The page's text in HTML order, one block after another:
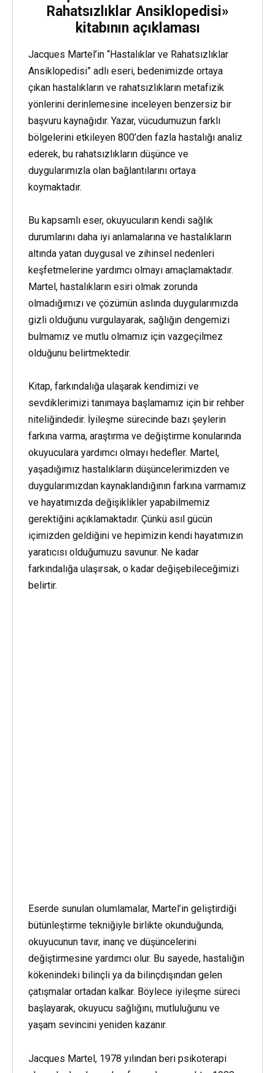
Rahatsızlıklar Ansiklopedisi»
kitabının açıklaması
Jacques Martel’in “Hastalıklar ve Rahatsızlıklar
Ansiklopedisi” adlı eseri, bedenimizde ortaya
çıkan hastalıkların ve rahatsızlıkların metafizik
yönlerini derinlemesine inceleyen benzersiz bir
başvuru kaynağıdır. Yazar, vücudumuzun farklı
bölgelerini etkileyen 800’den fazla hastalığı analiz
ederek, bu rahatsızlıkların düşünce ve
duygularımızla olan bağlantılarını ortaya
koymaktadır.
Bu kapsamlı eser, okuyucuların kendi sağlık
durumlarını daha iyi anlamalarına ve hastalıkların
altında yatan duygusal ve zihinsel nedenleri
keşfetmelerine yardımcı olmayı amaçlamaktadır.
Martel, hastalıkların esiri olmak zorunda
olmadığımızı ve çözümün aslında duygularımızda
gizli olduğunu vurgulayarak, sağlığın dengemizi
bulmamız ve mutlu olmamız için vazgeçilmez
olduğunu belirtmektedir.
Kitap, farkındalığa ulaşarak kendimizi ve
sevdiklerimizi tanımaya başlamamız için bir rehber
niteliğindedir. İyileşme sürecinde bazı şeylerin
farkına varma, araştırma ve değiştirme konularında
okuyuculara yardımcı olmayı hedefler. Martel,
yaşadığımız hastalıkların düşüncelerimizden ve
duygularımızdan kaynaklandığının farkına varmamız
ve hayatımızda değişiklikler yapabilmemiz
gerektiğini açıklamaktadır. Çünkü asıl gücün
içimizden geldiğini ve hepimizin kendi hayatımızın
yaratıcısı olduğumuzu savunur. Ne kadar
farkındalığa ulaşırsak, o kadar değişebileceğimizi
belirtir.
Eserde sunulan olumlamalar, Martel’in geliştirdiği
bütünleştirme tekniğiyle birlikte okunduğunda,
okuyucunun tavır, inanç ve düşüncelerini
değiştirmesine yardımcı olur. Bu sayede, hastalığın
kökenindeki bilinçli ya da bilinçdışından gelen
çatışmalar ortadan kalkar. Böylece iyileşme süreci
başlayarak, okuyucu sağlığını, mutluluğunu ve
yaşam sevincini yeniden kazanır.
Jacques Martel, 1978 yılından beri psikoterapi